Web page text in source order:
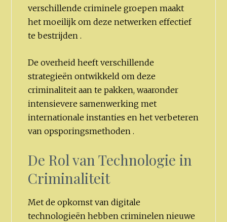
verschillende criminele groepen maakt
het moeilijk om deze netwerken effectief
te bestrijden .
De overheid heeft verschillende
strategieën ontwikkeld om deze
criminaliteit aan te pakken, waaronder
intensievere samenwerking met
internationale instanties en het verbeteren
van opsporingsmethoden .
De Rol van Technologie in
Criminaliteit
Met de opkomst van digitale
technologieën hebben criminelen nieuwe